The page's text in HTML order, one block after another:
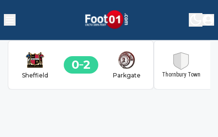
Sheffield
0 2
Parkgate Thornbury Town